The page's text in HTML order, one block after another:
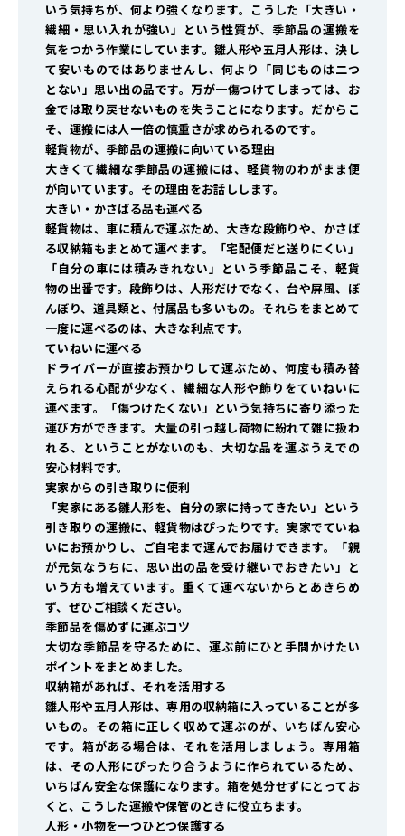
いう気持ちが、何より強くなります。こうした「大きい・
繊細・思い入れが強い」という性質が、季節品の運搬を
気をつかう作業にしています。雛人形や五月人形は、決し
て安いものではありませんし、何より「同じものは二つ
とない」思い出の品です。万が一傷つけてしまっては、お
金では取り戻せないものを失うことになります。だからこ
そ、運搬には人一倍の慎重さが求められるのです。
軽貨物が、季節品の運搬に向いている理由
大きくて繊細な季節品の運搬には、軽貨物のわがまま便
が向いています。その理由をお話しします。
大きい・かさばる品も運べる
軽貨物は、車に積んで運ぶため、大きな段飾りや、かさば
る収納箱もまとめて運べます。「宅配便だと送りにくい」
「自分の車には積みきれない」という季節品こそ、軽貨
物の出番です。段飾りは、人形だけでなく、台や屏風、ぼ
んぼり、道具類と、付属品も多いもの。それらをまとめて
一度に運べるのは、大きな利点です。
ていねいに運べる
ドライバーが直接お預かりして運ぶため、何度も積み替
えられる心配が少なく、繊細な人形や飾りをていねいに
運べます。「傷つけたくない」という気持ちに寄り添った
運び方ができます。大量の引っ越し荷物に紛れて雑に扱わ
れる、ということがないのも、大切な品を運ぶうえでの
安心材料です。
実家からの引き取りに便利
「実家にある雛人形を、自分の家に持ってきたい」という
引き取りの運搬に、軽貨物はぴったりです。実家でていね
いにお預かりし、ご自宅まで運んでお届けできます。「親
が元気なうちに、思い出の品を受け継いでおきたい」と
いう方も増えています。重くて運べないからとあきらめ
ず、ぜひご相談ください。
季節品を傷めずに運ぶコツ
大切な季節品を守るために、運ぶ前にひと手間かけたい
ポイントをまとめました。
収納箱があれば、それを活用する
雛人形や五月人形は、専用の収納箱に入っていることが多
いもの。その箱に正しく収めて運ぶのが、いちばん安心
です。箱がある場合は、それを活用しましょう。専用箱
は、その人形にぴったり合うように作られているため、
いちばん安全な保護になります。箱を処分せずにとってお
くと、こうした運搬や保管のときに役立ちます。
人形・小物を一つひとつ保護する